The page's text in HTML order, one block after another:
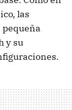
las
y su